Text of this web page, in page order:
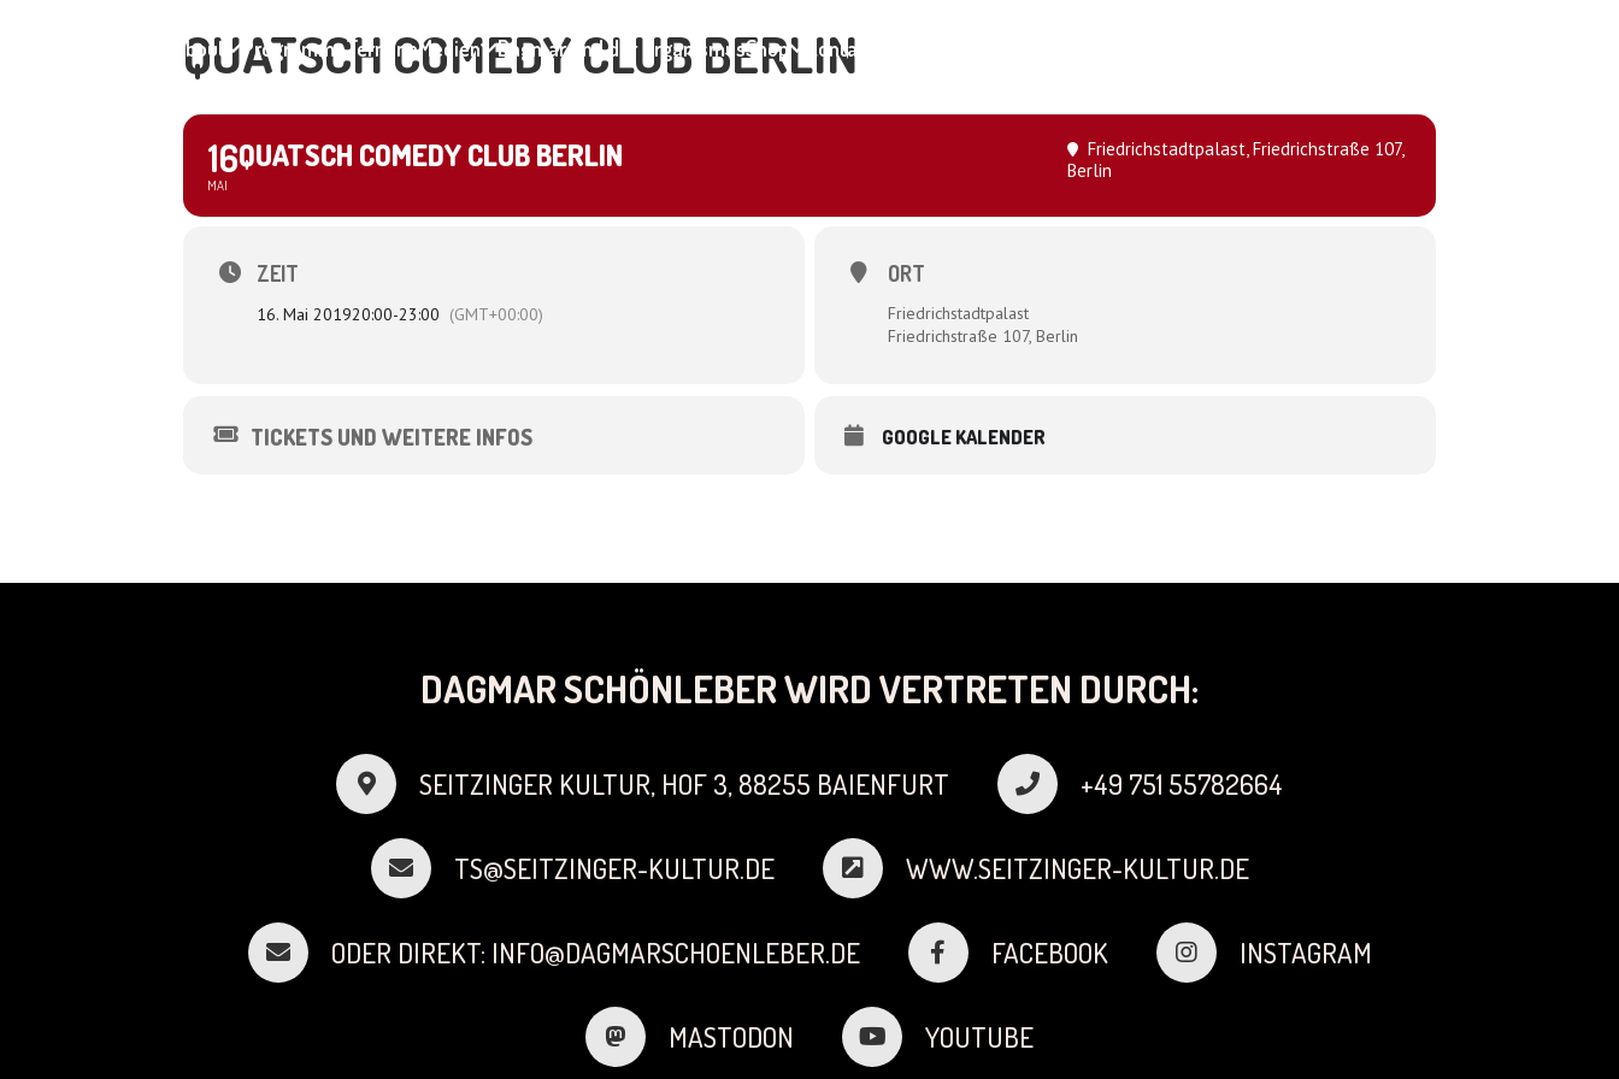
About ProgrammeTermineMedien Dagmar und der OrganismusShop Kontakt
QUATSCH COMEDY CLUB BERLIN
16
MAI
QUATSCH COMEDY CLUB BERLIN Friedrichstadtpalast, Friedrichstraße 107,
Berlin
ZEIT
16. Mai 201920:00-23:00 (GMT+00:00)
ORT
Friedrichstadtpalast
Friedrichstraße 107, Berlin
TICKETS UND WEITERE INFOS GOOGLE KALENDER
DAGMAR SCHÖNLEBER WIRD VERTRETEN DURCH:
SEITZINGER KULTUR, HOF 3, 88255 BAIENFURT +49 751 55782664
TS@SEITZINGER-KULTUR.DE WWW.SEITZINGER-KULTUR.DE
ODER DIREKT: INFO@DAGMARSCHOENLEBER.DE FACEBOOK INSTAGRAM
MASTODON YOUTUBE